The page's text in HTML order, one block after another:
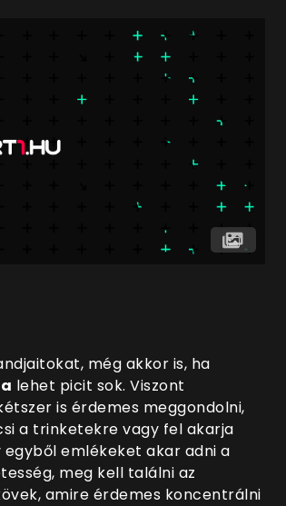
még akkor is, ha
lehet picit sok. Viszont
is érdemes meggondolni,
a trinketekre vagy fel akarja
emlékeket akar adni a
meg kell találni az
amire érdemes koncentrálni